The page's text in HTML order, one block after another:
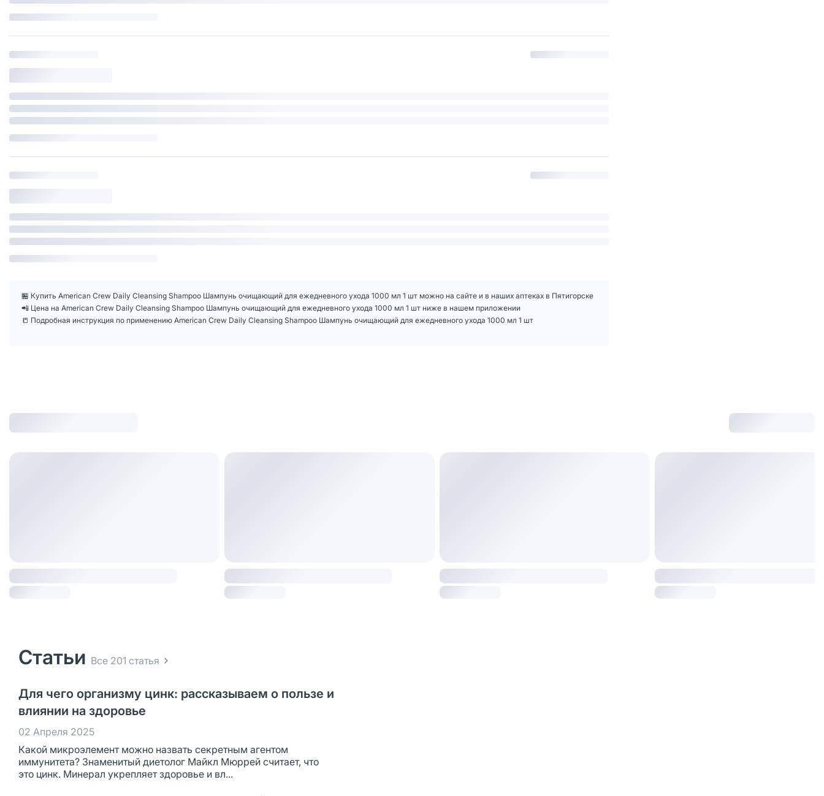
🏪 Купить American Crew Daily Cleansing Shampoo Шампунь очищающий для ежедневного ухода 1000 мл 1 шт можно на сайте и в наших аптеках в Пятигорске
📲 Цена на American Crew Daily Cleansing Shampoo Шампунь очищающий для ежедневного ухода 1000 мл 1 шт ниже в нашем приложении
📒 Подробная инструкция по применению American Crew Daily Cleansing Shampoo Шампунь очищающий для ежедневного ухода 1000 мл 1 шт
Статьи Все 201 статья
Для чего организму цинк: рассказываем о пользе и
влиянии на здоровье
02 Апреля 2025
Какой микроэлемент можно назвать секретным агентом
иммунитета? Знаменитый диетолог Майкл Мюррей считает, что
это цинк. Минерал укрепляет здоровье и вл...